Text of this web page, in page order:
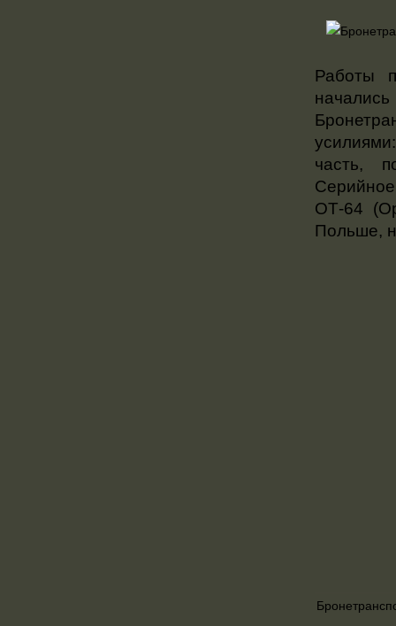
Работы
часть,
ОТ-64
Польше,